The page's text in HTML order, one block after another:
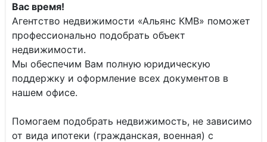
Вас время!
Агентство недвижимости «Альянс КМВ» поможет
профессионально подобрать объект
недвижимости.
Мы обеспечим Вам полную юридическую
поддержку и оформление всех документов в
нашем офисе.
Помогаем подобрать недвижимость, не зависимо
от вида ипотеки (гражданская, военная) с